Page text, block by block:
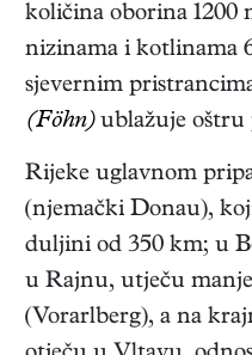
količina oborina 1200
nizinama i kotlinama
sjevernim
(Föhn)ublažuje oštru
Rijeke uglavnom
(njemački Donau),
duljini od 350 km; u
u Rajnu, utječu
(Vorarlberg), a na